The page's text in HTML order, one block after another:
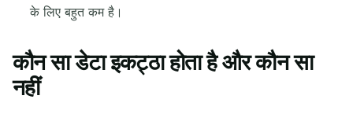
के लिए बहुत कम है।
कौन सा डेटा इकट्ठा होता है और कौन सा
नहीं